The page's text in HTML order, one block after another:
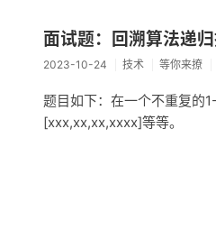
面试题：回溯算法递
2023-10-24 技术 等你来撩
题目如下：在一个不重复的
[xxx,xx,xx,xxxx]等等。